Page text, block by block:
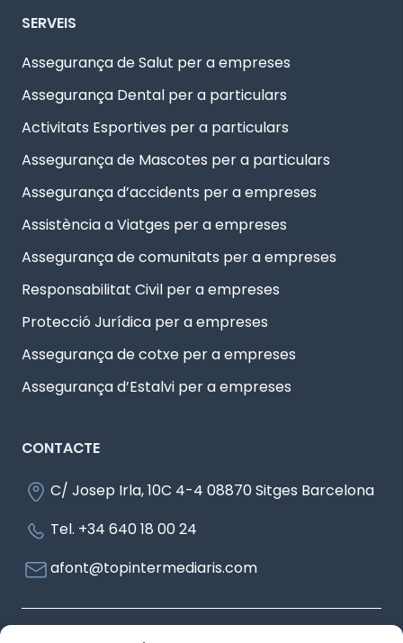
SERVEIS
Assegurança de Salut per a empreses
Assegurança Dental per a particulars
Activitats Esportives per a particulars
Assegurança de Mascotes per a particulars
Assegurança d’accidents per a empreses
Assistència a Viatges per a empreses
Assegurança de comunitats per a empreses
Responsabilitat Civil per a empreses
Protecció Jurídica per a empreses
Assegurança de cotxe per a empreses
Assegurança d’Estalvi per a empreses
CONTACTE
C/ Josep Irla, 10C 4-4 08870 Sitges Barcelona
Tel. +34 640 18 00 24
afont@topintermediaris.com